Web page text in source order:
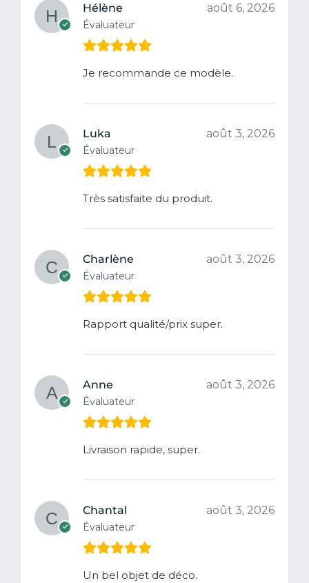
Hélène
Évaluateur
août 6, 2026
Je recommande ce modèle.
Luka
Évaluateur
août 3, 2026
Très satisfaite du produit.
Charlène
Évaluateur
août 3, 2026
Rapport qualité/prix super.
Anne
Évaluateur
août 3, 2026
Livraison rapide, super.
Chantal
Évaluateur
août 3, 2026
Un bel objet de déco.